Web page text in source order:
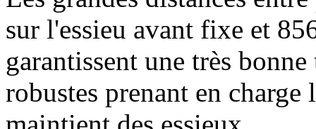
sur l'essieu avant fixe et
garantissent une très
robustes prenant en